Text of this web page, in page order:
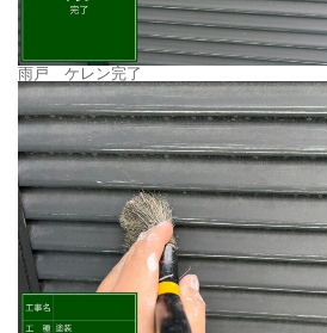
雨戸 ケレン完了